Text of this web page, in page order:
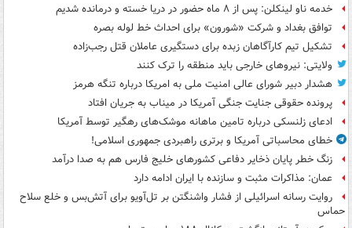
خدمه ناو لینکلن: پس از ۸ ماه حضور در دریا خسته و درمانده‌ شدیم
توافق بغداد و شرکت «شورون» برای احداث خط لوله بصره
تشکیل تیم کارآگاهان زبده برای دستگیری عاملان قتل رجب‌زاده
ولایتی: نیروهای خارجی باید منطقه را ترک کنند
هشدار دبیر شورای عالی امنیت ملی به امریکا درباره تنگه هرمز
پرونده حقوقی جنایت جنگی آمریکا در میناب به جریان افتاد
ادعای زلنسکی درباره تامین ماهانه موشک‌های رهگیر توسط آمریکا
خطای محاسباتی آمریکا و برتری راهبردی جمهوری اسلامی!
زنگ خطر پایان ذخایر دفاعی کشورهای خلیج فارس هم به صدا درآمد
عمان: مذاکرات مثبت و سازنده با ایران ادامه دارد
روایت رسانه اسرائیلی از فشار واشنگتن بر تل‌آویو برای آتش‌بس و خلع سلاح
حماس